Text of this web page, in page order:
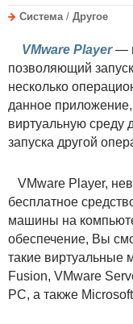
Система / Другое
VMware Player—
позволяющий
несколько
данное приложение,
виртуальную среду
запуска другой
VMware Player,
бесплатное
машины на
обеспечение, Вы
такие виртуальные
Fusion, VMware
PC, а также